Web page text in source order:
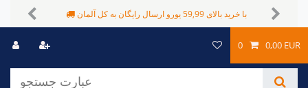
با خرید بالای 59,99 یورو ارسال رایگان به کل آلمان Previous Next
0 0,00 EUR